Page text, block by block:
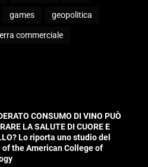
games geopolitica
commerciale
CONSUMO DI VINO PUÒ
LA SALUTE DI CUORE E
Lo riporta uno studio del
the American College of